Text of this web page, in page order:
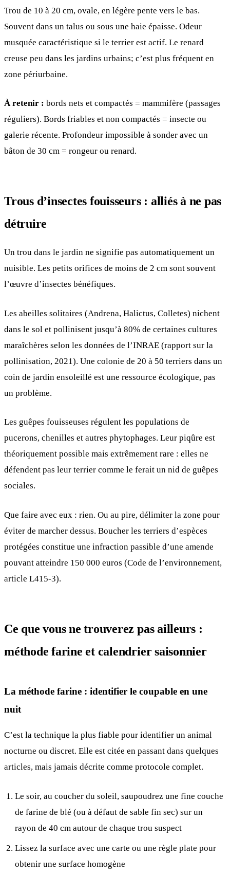
Trou de 10 à 20 cm, ovale, en légère pente vers le bas.
Souvent dans un talus ou sous une haie épaisse. Odeur
musquée caractéristique si le terrier est actif. Le renard
creuse peu dans les jardins urbains; c’est plus fréquent en
zone périurbaine.
À retenir : bords nets et compactés = mammifère (passages
réguliers). Bords friables et non compactés = insecte ou
galerie récente. Profondeur impossible à sonder avec un
bâton de 30 cm = rongeur ou renard.
Trous d’insectes fouisseurs : alliés à ne pas
détruire
Un trou dans le jardin ne signifie pas automatiquement un
nuisible. Les petits orifices de moins de 2 cm sont souvent
l’œuvre d’insectes bénéfiques.
Les abeilles solitaires (Andrena, Halictus, Colletes) nichent
dans le sol et pollinisent jusqu’à 80% de certaines cultures
maraîchères selon les données de l’INRAE (rapport sur la
pollinisation, 2021). Une colonie de 20 à 50 terriers dans un
coin de jardin ensoleillé est une ressource écologique, pas
un problème.
Les guêpes fouisseuses régulent les populations de
pucerons, chenilles et autres phytophages. Leur piqûre est
théoriquement possible mais extrêmement rare : elles ne
défendent pas leur terrier comme le ferait un nid de guêpes
sociales.
Que faire avec eux : rien. Ou au pire, délimiter la zone pour
éviter de marcher dessus. Boucher les terriers d’espèces
protégées constitue une infraction passible d’une amende
pouvant atteindre 150 000 euros (Code de l’environnement,
article L415-3).
Ce que vous ne trouverez pas ailleurs :
méthode farine et calendrier saisonnier
La méthode farine : identifier le coupable en une
nuit
C’est la technique la plus fiable pour identifier un animal
nocturne ou discret. Elle est citée en passant dans quelques
articles, mais jamais décrite comme protocole complet.
Le soir, au coucher du soleil, saupoudrez une fine couche
de farine de blé (ou à défaut de sable fin sec) sur un
rayon de 40 cm autour de chaque trou suspect
Lissez la surface avec une carte ou une règle plate pour
obtenir une surface homogène